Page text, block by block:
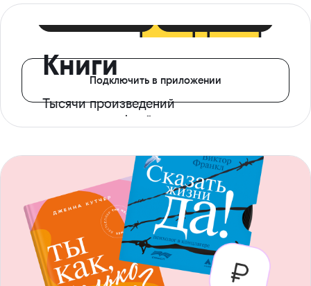
Книги
Тысячи произведений
с доступом офлайн
Подключить в приложении